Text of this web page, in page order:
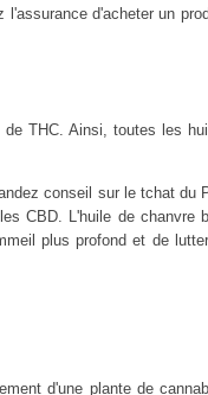
d'acheter un
THC. Ainsi, toutes les
conseil sur le tchat du
CBD. L'huile de chanvre
plus profond et de
d'une plante de